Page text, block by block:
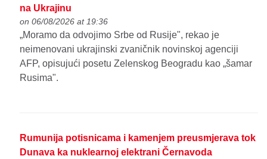
na Ukrajinu
on 06/08/2026 at 19:36
„Moramo da odvojimo Srbe od Rusije", rekao je
neimenovani ukrajinski zvaničnik novinskoj agenciji
AFP, opisujući posetu Zelenskog Beogradu kao „šamar
Rusima".
Rumunija potisnicama i kamenjem preusmjerava tok
Dunava ka nuklearnoj elektrani Černavoda